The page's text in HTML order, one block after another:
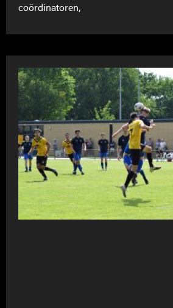
coördinatoren,